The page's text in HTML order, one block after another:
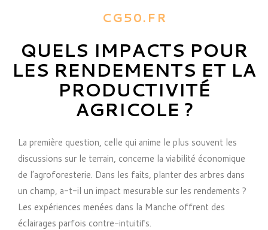
CG50.FR
QUELS IMPACTS POUR
LES RENDEMENTS ET LA
PRODUCTIVITÉ
AGRICOLE ?
La première question, celle qui anime le plus souvent les
discussions sur le terrain, concerne la viabilité économique
de l’agroforesterie. Dans les faits, planter des arbres dans
un champ, a-t-il un impact mesurable sur les rendements ?
Les expériences menées dans la Manche offrent des
éclairages parfois contre-intuitifs.